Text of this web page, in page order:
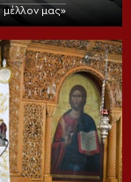
μέλλον μας»